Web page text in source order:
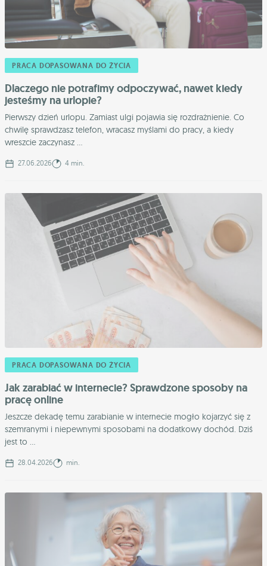
PRACA DOPASOWANA DO ŻYCIA
Dlaczego nie potrafimy odpoczywać, nawet kiedy
jesteśmy na urlopie?
Pierwszy dzień urlopu. Zamiast ulgi pojawia się rozdrażnienie. Co
chwilę sprawdzasz telefon, wracasz myślami do pracy, a kiedy
wreszcie zaczynasz ...
27.06.2026 4 min.
PRACA DOPASOWANA DO ŻYCIA
Jak zarabiać w internecie? Sprawdzone sposoby na
pracę online
Jeszcze dekadę temu zarabianie w internecie mogło kojarzyć się z
szemranymi i niepewnymi sposobami na dodatkowy dochód. Dziś
jest to ...
28.04.2026 min.